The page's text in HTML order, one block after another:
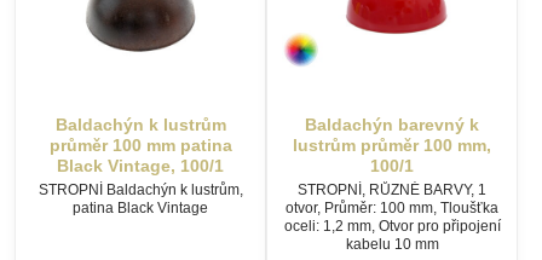
Baldachýn k lustrům
průměr 100 mm patina
Black Vintage, 100/1
STROPNÍ Baldachýn k lustrům,
patina Black Vintage
Baldachýn barevný k
lustrům průměr 100 mm,
100/1
STROPNÍ, RŮZNÉ BARVY, 1
otvor, Průměr: 100 mm, Tloušťka
oceli: 1,2 mm, Otvor pro připojení
kabelu 10 mm